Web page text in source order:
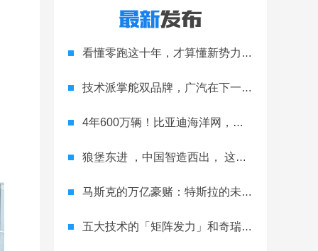
看懂零跑这十年，才算懂新势力的生存法则
技术派掌舵双品牌，广汽在下一盘大棋
4年600万辆！比亚迪海洋网，跑完合资车企20年的路
狼堡东进 ，中国智造西出， 这就是与众 08 的双向奔赴
马斯克的万亿豪赌：特斯拉的未来之战
五大技术的「矩阵发力」和奇瑞的「全球抢滩」